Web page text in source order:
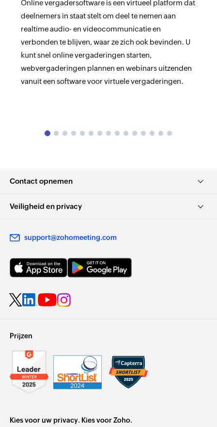
Online vergadersoftwareis een virtueel platform dat
deelnemers in staat stelt om deel te nemen aan
realtime audio- en videocommunicatie en
verbonden te blijven, waar ze zich ook bevinden. U
kunt snel online vergaderingen starten,
webvergaderingen plannen en webinars uitzenden
vanuit een software voor virtuele vergaderingen.
Onderwijsinstellingen
Contact opnemen
Veiligheid en privacy
support@zohomeeting.com
Prijzen
Kies voor uw privacy. Kies voor Zoho.